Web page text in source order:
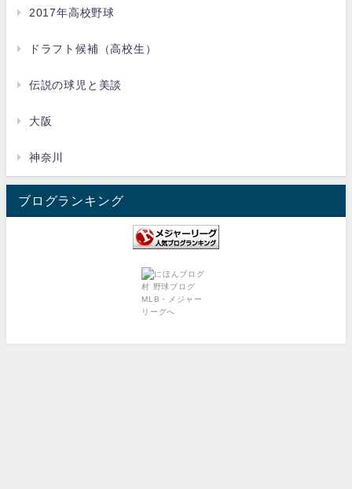
2017年高校野球
ドラフト候補（高校生）
伝説の球児と美談
大阪
神奈川
ブログランキング